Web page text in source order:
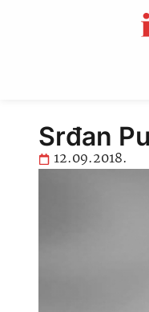
Srđan
12.09.2018.